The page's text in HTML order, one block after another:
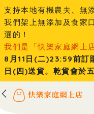
支持本地有機農夫、無
我們架上無添加及食家
選的！
我們是「快樂家庭網上
8月11日(二)23:59前訂
日(四)送貨。乾貨會於